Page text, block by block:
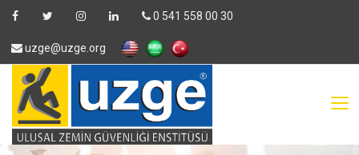
0 541 558 00 30
uzge@uzge.org